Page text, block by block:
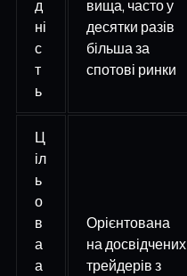
д
ні
с
т
ь
вища, часто у
десятки разів
більша за
спотові ринки
Ц
іл
ь
о
в
а
а
Орієнтована
на досвідчених
трейдерів з